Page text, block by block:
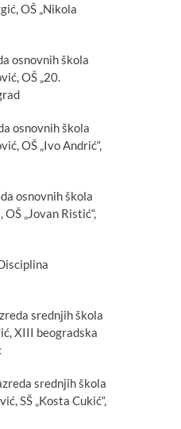
OŠ „Nikola
osnovnih škola
OŠ „20.
osnovnih škola
OŠ „Ivo Andrić“,
osnovnih škola
„Jovan Ristić“,
srednjih škola
XIII beogradska
srednjih škola
SŠ „Kosta Cukić“,